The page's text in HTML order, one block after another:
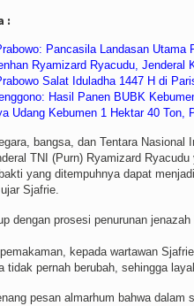
:
Pancasila Landasan Utama
Ryamizard Ryacudu, Jenderal
Salat Iduladha 1447 H di
Hasil Panen BUBK
Udang Kebumen 1 Hektar 40 Ton,
bangsa, dan Tentara
TNI (Purn) Ryamizard
yang ditempuhnya dapat
Sjafrie.
dengan prosesi penurunan
kepada wartawan
tidak pernah berubah, sehingga
pesan almarhum bahwa